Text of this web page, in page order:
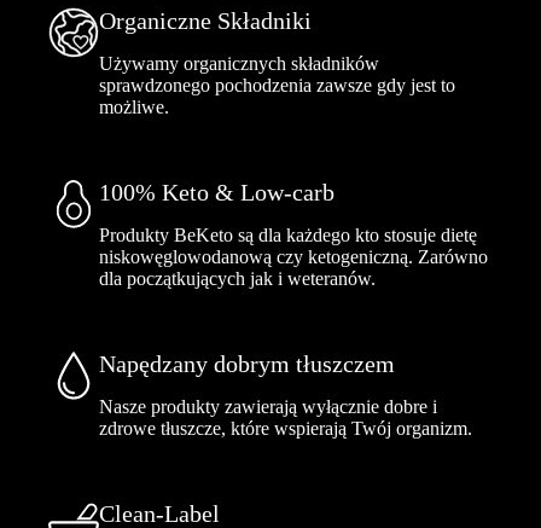
Organiczne Składniki
Używamy organicznych składników
sprawdzonego pochodzenia zawsze gdy jest to
możliwe.
100% Keto & Low-carb
Produkty BeKeto są dla każdego kto stosuje dietę
niskowęglowodanową czy ketogeniczną. Zarówno
dla początkujących jak i weteranów.
Napędzany dobrym tłuszczem
Nasze produkty zawierają wyłącznie dobre i
zdrowe tłuszcze, które wspierają Twój organizm.
Clean-Label